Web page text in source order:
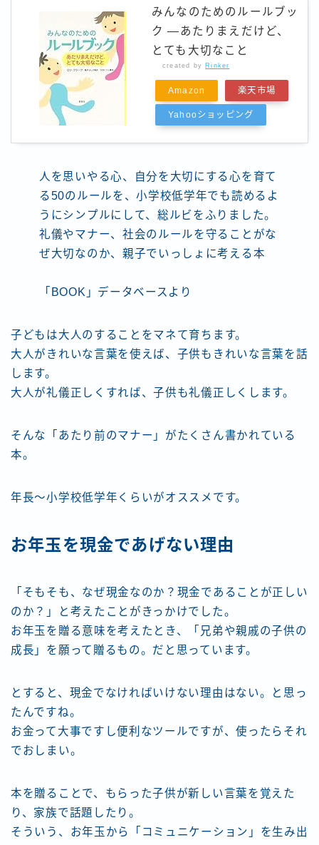
みんなのためのルールブッ
ク ―あたりまえだけど、
とても大切なこと
created by Rinker
Amazon 楽天市場
Yahooショッピング
人を思いやる心、自分を大切にする心を育て
る50のルールを、小学校低学年でも読めるよ
うにシンプルにして、総ルビをふりました。
礼儀やマナー、社会のルールを守ることがな
ぜ大切なのか、親子でいっしょに考える本
「BOOK」データベースより
子どもは大人のすることをマネて育ちます。
大人がきれいな言葉を使えば、子供もきれいな言葉を話
します。
大人が礼儀正しくすれば、子供も礼儀正しくします。
そんな「あたり前のマナー」がたくさん書かれている
本。
年長〜小学校低学年くらいがオススメです。
お年玉を現金であげない理由
「そもそも、なぜ現金なのか？現金であることが正しい
のか？」と考えたことがきっかけでした。
お年玉を贈る意味を考えたとき、「兄弟や親戚の子供の
成長」を願って贈るもの。だと思っています。
とすると、現金でなければいけない理由はない。と思っ
たんですね。
お金って大事ですし便利なツールですが、使ったらそれ
でおしまい。
本を贈ることで、もらった子供が新しい言葉を覚えた
り、家族で話題したり。
そういう、お年玉から「コミュニケーション」を生み出